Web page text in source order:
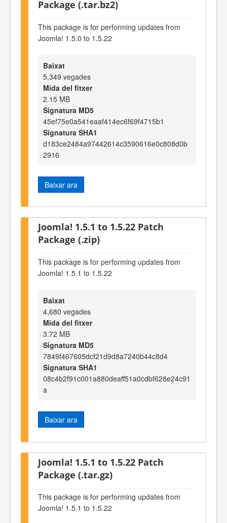
Package (.tar.bz2)
This package is for performing updates from
Joomla! 1.5.0 to 1.5.22
Baixat
5,349 vegades
Mida del fitxer
2.15 MB
Signatura MD5
45ef75e0a541eaaf414ec6f69f4715b1
Signatura SHA1
d183ce2484a97442614c3590616e0c808d0b
2916
Baixar ara
Joomla! 1.5.1 to 1.5.22 Patch
Package (.zip)
This package is for performing updates from
Joomla! 1.5.1 to 1.5.22
Baixat
4,680 vegades
Mida del fitxer
3.72 MB
Signatura MD5
7849f467605dcf21d9d8a7240b44c8d4
Signatura SHA1
08c4b2f91c001a880deaff51a0cdbf628e24c91
a
Baixar ara
Joomla! 1.5.1 to 1.5.22 Patch
Package (.tar.gz)
This package is for performing updates from
Joomla! 1.5.1 to 1.5.22